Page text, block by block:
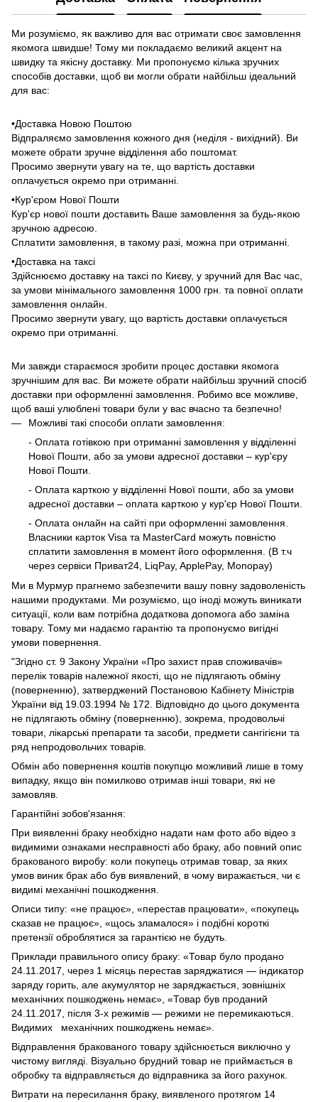
Ми розуміємо, як важливо для вас отримати своє замовлення
якомога швидше! Тому ми покладаємо великий акцент на
швидку та якісну доставку. Ми пропонуємо кілька зручних
способів доставки, щоб ви могли обрати найбільш ідеальний
для вас:
•Доставка Новою Поштою
Відпраляємо замовлення кожного дня (неділя - вихідний). Ви
можете обрати зручне відділення або поштомат.
Просимо звернути увагу на те, що вартість доставки
оплачується окремо при отриманні.
•Кур'єром Нової Пошти
Кур'єр нової пошти доставить Ваше замовлення за будь-якою
зручною адресою.
Сплатити замовлення, в такому разі, можна при отриманні.
•Доставка на таксі
Здійснюємо доставку на таксі по Києву, у зручний для Вас час,
за умови мінімального замовлення 1000 грн. та повної оплати
замовлення онлайн.
Просимо звернути увагу, що вартість доставки оплачується
окремо при отриманні.
Ми завжди стараємося зробити процес доставки якомога
зручнішим для вас. Ви можете обрати найбільш зручний спосіб
доставки при оформленні замовлення. Робимо все можливе,
щоб ваші улюблені товари були у вас вчасно та безпечно!
Можливі такі способи оплати замовлення:
- Оплата готівкою при отриманні замовлення у відділенні
Нової Пошти, або за умови адресної доставки – кур'єру
Нової Пошти.
- Оплата карткою у відділенні Нової пошти, або за умови
адресної доставки – оплата карткою у кур'єр Нової Пошти.
- Оплата онлайн на сайті при оформленні замовлення.
Власники карток Visa та MasterCard можуть повністю
сплатити замовлення в момент його оформлення. (В т.ч
через сервіси Приват24, LiqPay, ApplePay, Monopay)
Ми в Мурмур прагнемо забезпечити вашу повну задоволеність
нашими продуктами. Ми розуміємо, що іноді можуть виникати
ситуації, коли вам потрібна додаткова допомога або заміна
товару. Тому ми надаємо гарантію та пропонуємо вигідні
умови повернення.
"Згідно ст. 9 Закону України «Про захист прав споживачів»
перелік товарів належної якості, що не підлягають обміну
(поверненню), затверджений Постановою Кабінету Міністрів
України від 19.03.1994 № 172. Відповідно до цього документа
не підлягають обміну (поверненню), зокрема, продовольчі
товари, лікарські препарати та засоби, предмети сангігієни та
ряд непродовольчих товарів.
Обмін або повернення коштів покупцю можливий лише в тому
випадку, якщо він помилково отримав інші товари, які не
замовляв.
Гарантійні зобов'язання:
При виявленні браку необхідно надати нам фото або відео з
видимими ознаками несправності або браку, або повний опис
бракованого виробу: коли покупець отримав товар, за яких
умов виник брак або був виявлений, в чому виражається, чи є
видимі механічні пошкодження.
Описи типу: «не працює», «перестав працювати», «покупець
сказав не працює», «щось зламалося» і подібні короткі
претензії оброблятися за гарантією не будуть.
Приклади правильного опису браку: «Товар було продано
24.11.2017, через 1 місяць перестав заряджатися — індикатор
заряду горить, але акумулятор не заряджається, зовнішніх
механічних пошкоджень немає», «Товар був проданий
24.11.2017, після 3-х режимів — режими не перемикаються.
Видимих механічних пошкоджень немає».
Відправлення бракованого товару здійснюється виключно у
чистому вигляді. Візуально брудний товар не приймається в
обробку та відправляється до відправника за його рахунок.
Витрати на пересилання браку, виявленого протягом 14